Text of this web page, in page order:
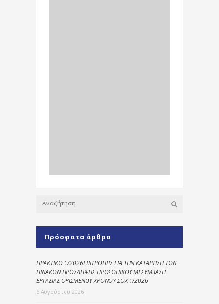
Πρόσφατα άρθρα
ΠΡΑΚΤΙΚΟ 1/2026ΕΠΙΤΡΟΠΗΣ ΓΙΑ ΤΗΝ ΚΑΤΑΡΤΙΣΗ ΤΩΝ
ΠΙΝΑΚΩΝ ΠΡΟΣΛΗΨΗΣ ΠΡΟΣΩΠΙΚΟΥ ΜΕΣΥΜΒΑΣΗ
ΕΡΓΑΣΙΑΣ ΟΡΙΣΜΕΝΟΥ ΧΡΟΝΟΥ ΣΟΧ 1/2026
6 Αυγούστου 2026